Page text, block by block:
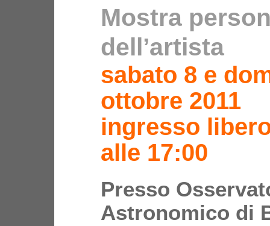
Mostra
dell’artista
sabato 8 e
ottobre 2011
ingresso
alle 17:00
Presso
Astronomico di